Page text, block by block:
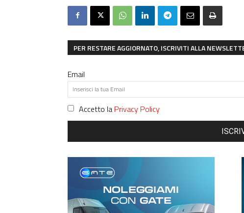
PER RESTARE AGGIORNATO, ISCRIVITI ALLA
Email
Accetto la Privacy Policy